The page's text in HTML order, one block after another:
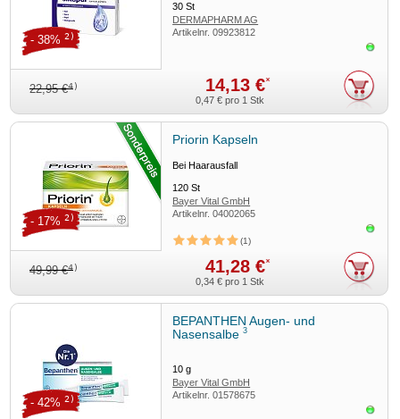
30St
DERMAPHARM AG
Artikelnr.09923812
22,95 €4) 14,13 €*
- 38% 2)
0,47 € pro 1 Stk
Priorin Kapseln
Bei Haarausfall
120St
Bayer Vital GmbH
Artikelnr.04002065
1
49,99 €4) 41,28 €*
- 17% 2)
0,34 € pro 1 Stk
BEPANTHEN Augen- und
Nasensalbe3
10g
Bayer Vital GmbH
Artikelnr.01578675
- 42% 2)